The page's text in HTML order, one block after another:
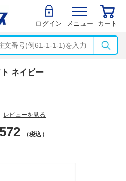
ログイン メニュー カート
ネイビー
レビューを見る
（税込）